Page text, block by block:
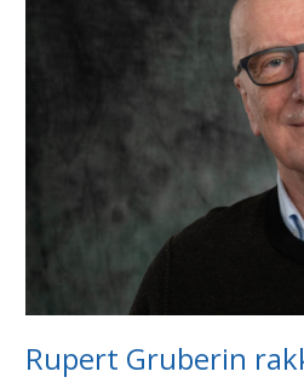
Rupert Gruberin